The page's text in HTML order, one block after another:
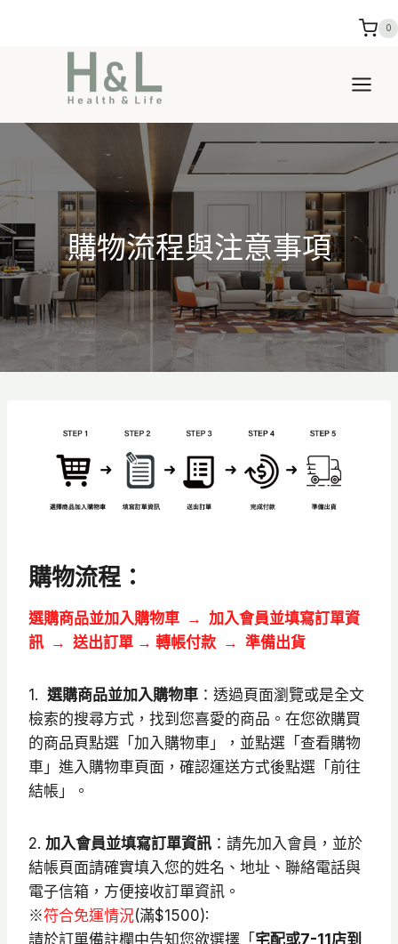
0
購物流程與注意事項
購物流程：
選購商品並加入購物車 → 加入會員並填寫訂單資
訊 → 送出訂單 → 轉帳付款 → 準備出貨
1. 選購商品並加入購物車 ：透過頁面瀏覽或是全文
檢索的搜尋方式，找到您喜愛的商品。在您欲購買
的商品頁點選「加入購物車」，並點選「查看購物
車」進入購物車頁面，確認運送方式後點選「前往
結帳」。
2. 加入會員並填寫訂單資訊 ：請先加入會員，並於
結帳頁面請確實填入您的姓名、地址、聯絡電話與
電子信箱，方便接收訂單資訊。
※符合免運情況(滿$1500):
請於訂單備註欄中告知您欲選擇「 宅配或7-11店到